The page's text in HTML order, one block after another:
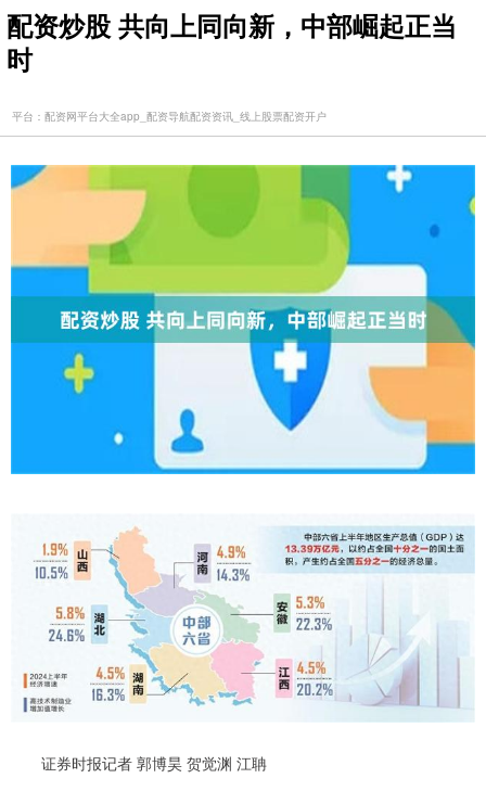
配资炒股 共向上同向新，中部崛起正当
时
平台：配资网平台大全app_配资导航配资资讯_线上股票配资开户
证券时报记者 郭博昊 贺觉渊 江聃